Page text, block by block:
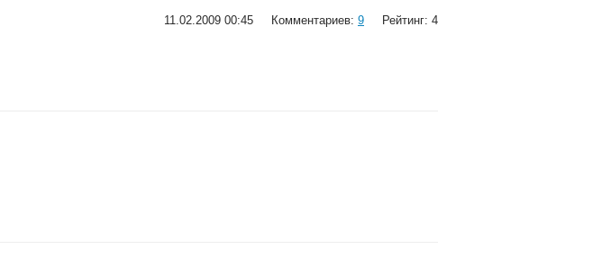
11.02.2009 00:45 Комментариев: 9 Рейтинг: 4